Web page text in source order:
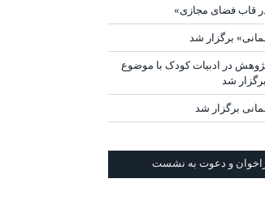
قاب فضای مجازی»
برگزار شد
در ادبیات کودک با موضوع
شد
برگزار شد
و دعوت به نشست